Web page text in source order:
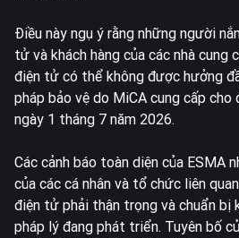
Điều này ngụ ý rằng những người
tử và khách hàng của các nhà cung
điện tử có thể không được hưởng
pháp bảo vệ do MiCA cung cấp cho
ngày 1 tháng 7 năm 2026.
Các cảnh báo toàn diện của ESMA
của các cá nhân và tổ chức liên
điện tử phải thận trọng và chuẩn bị
pháp lý đang phát triển. Tuyên bố